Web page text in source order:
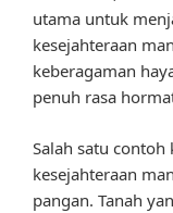
utama untuk
kesejahteraan
keberagaman
penuh rasa
Salah satu
kesejahteraan
pangan. Tanah